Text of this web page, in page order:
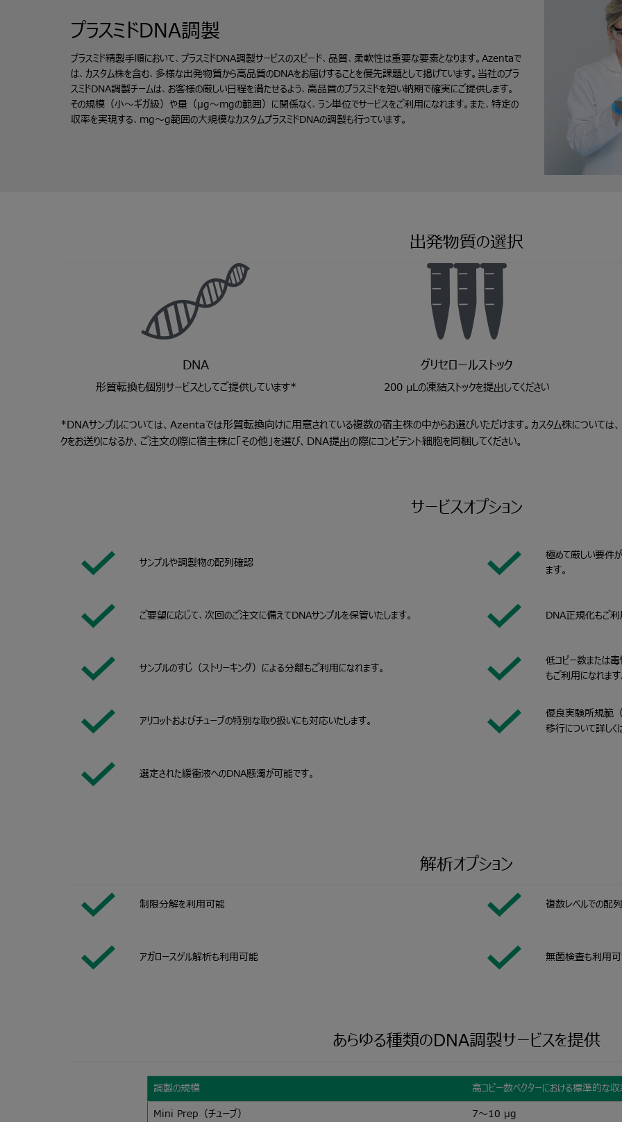
プラスミドDNA調製
プラスミド精製手順において、プラスミドDNA調製サービスのスピード、品質、柔軟性は重要な要素となります。Azentaで
は、カスタム株を含む、多様な出発物質から高品質のDNAをお届けすることを優先課題として掲げています。当社のプラ
スミドDNA調製チームは、お客様の厳しい日程を満たせるよう、高品質のプラスミドを短い納期で確実にご提供します。
その規模（小～ギガ級）や量（μg～mgの範囲）に関係なく、ラン単位でサービスをご利用になれます。また、特定の
収率を実現する、mg～g範囲の大規模なカスタムプラスミドDNAの調製も行っています。
出発物質の選択
DNA
形質転換も個別サービスとしてご提供しています*
グリセロールストック
200 μLの凍結ストックを提出してください
*DNAサンプルについては、Azentaでは形質転換向けに用意されている複数の宿主株の中からお選びいただけます。カスタム株については、
クをお送りになるか、ご注文の際に宿主株に「その他」を選び、DNA提出の際にコンピテント細胞を同梱してください。
サービスオプション
サンプルや調製物の配列確認
ご要望に応じて、次回のご注文に備えてDNAサンプルを保管いたします。
サンプルのすじ（ストリーキング）による分離もご利用になれます。
アリコットおよびチューブの特別な取り扱いにも対応いたします。
選定された緩衝液へのDNA懸濁が可能です。
極めて厳しい要件
ます。
DNA正規化もご利
低コピー数または
もご利用になれます
優良実験所規範（
移行について詳しく
解析オプション
制限分解を利用可能
アガロースゲル解析も利用可能
複数レベルでの配
無菌検査も利用
あらゆる種類のDNA調製サービスを提供
調製の規模
高コピー数ベクターにおける標準的な
Mini Prep（チューブ）
7～10 μg